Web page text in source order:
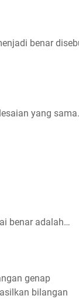
benar
yang sama.
benar adalah…
genap
bilangan